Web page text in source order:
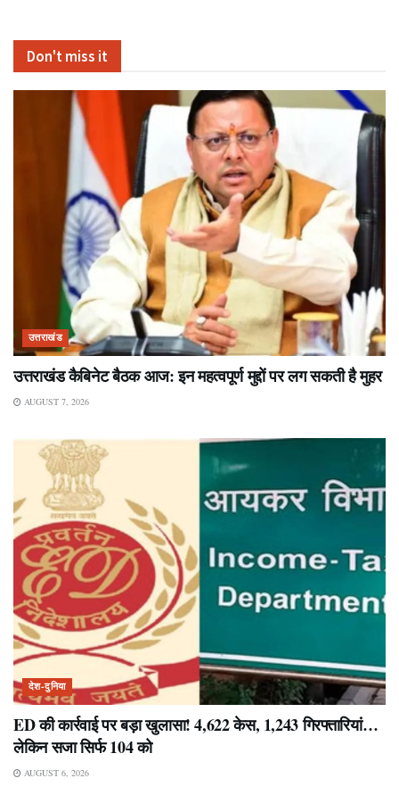
Don't miss it
उत्तराखंड
उत्तराखंड कैबिनेट बैठक आज: इन महत्वपूर्ण मुद्दों पर लग सकती है मुहर
AUGUST 7, 2026
देश-दुनिया
ED की कार्रवाई पर बड़ा खुलासा! 4,622 केस, 1,243 गिरफ्तारियां…
लेकिन सजा सिर्फ 104 को
AUGUST 6, 2026